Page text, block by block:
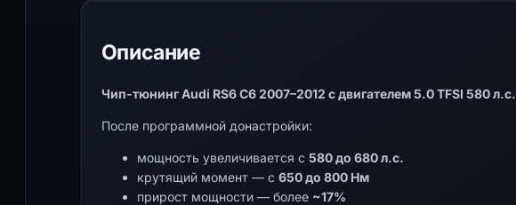
Описание
Чип-тюнинг Audi RS6 C6 2007–2012 с двигателем 5.0 TFSI 580 л.с.
После программной донастройки:
мощность увеличивается с 580 до 680 л.с.
крутящий момент — с 650 до 800 Нм
прирост мощности — более ~17%